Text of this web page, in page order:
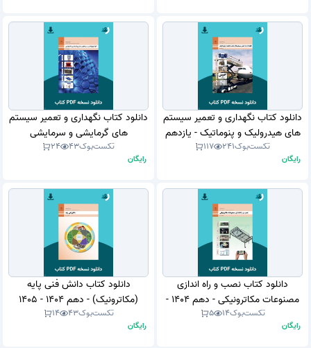
دانلود کتاب نگهداری و تعمیر سیستم
های هیدرولیک و پنوماتیک - یازدهم
1403 - 1404 (نسخه PDF)
تکست‌بوک241
117
رایگان
دانلود کتاب نگهداری و تعمیر سیستم
های گرمایشی و سرمایشی
تکست‌بوک43
24
رایگان
دانلود کتاب نصب و راه اندازی
مصنوعات مکاترونیکی - دهم 1404 -
1405 (نسخه PDF)
تکست‌بوک14
5
رایگان
دانلود کتاب دانش فنی پایه
(مکاترونیک) - دهم 1404 - 1405
(نسخه PDF)
تکست‌بوک43
14
رایگان